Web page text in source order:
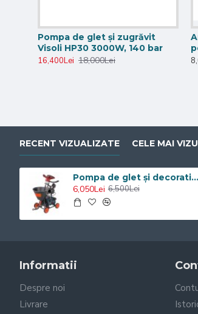
Pompa de glet și zugrăvit
Visoli HP30 3000W, 140 bar
16,400Lei 18,000Lei
RECENT VIZUALIZATE CELE MAI
Pompa de glet și decorativă Visoli cu 2 compresoare încorporate
6,050Lei 6,500Lei
Informatii
Despre noi
Livrare